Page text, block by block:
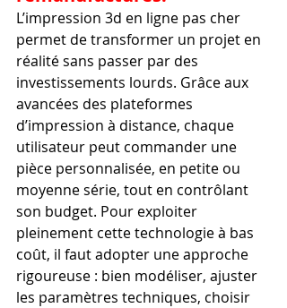
L’impression 3d en ligne pas cher
permet de transformer un projet en
réalité sans passer par des
investissements lourds. Grâce aux
avancées des plateformes
d’impression à distance, chaque
utilisateur peut commander une
pièce personnalisée, en petite ou
moyenne série, tout en contrôlant
son budget. Pour exploiter
pleinement cette technologie à bas
coût, il faut adopter une approche
rigoureuse : bien modéliser, ajuster
les paramètres techniques, choisir